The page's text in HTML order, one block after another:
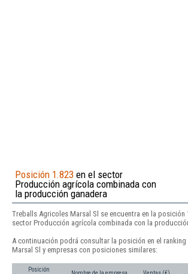
Posición 1.823 en el sector
Producción agrícola combinada con
la producción ganadera
Treballs Agricoles Marsal Sl se encuentra en la posición
sector Producción agrícola combinada con la
A continuación podrá consultar la posición en el
Marsal Sl y empresas con posiciones similares:
Posición